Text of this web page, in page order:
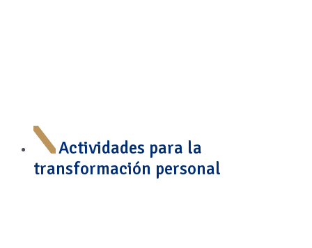
Actividades para la
transformación personal